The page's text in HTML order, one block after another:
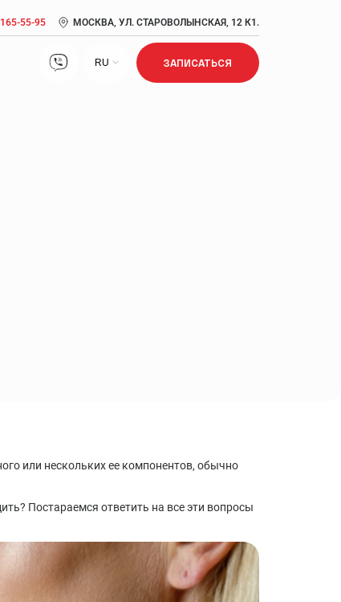
55-95 МОСКВА, УЛ. СТАРОВОЛЫНСКАЯ, 12 К1.
RU ЗАПИСАТЬСЯ
или нескольких ее компонентов, обычно
Постараемся ответить на все эти вопросы